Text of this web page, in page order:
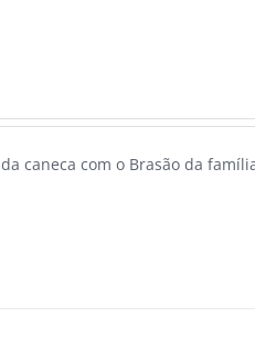
caneca com o Brasão da